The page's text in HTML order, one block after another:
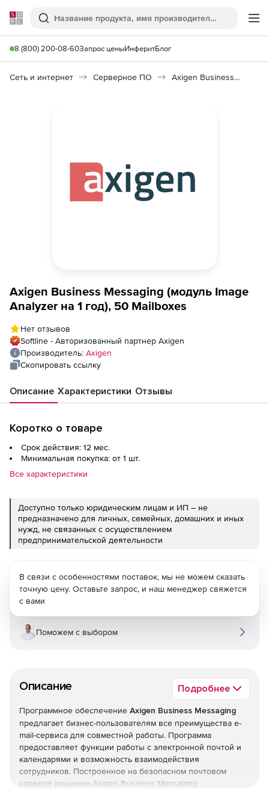
Softline
Поиск
8 (800) 200-08-60Запрос ценыИнферитБлог
Сеть и интернет Серверное ПО Axigen Business Messaging 10.0
Axigen Business Messaging (модуль Image
Analyzer на 1 год), 50 Mailboxes
Нет отзывов
Softline - Авторизованный партнер Axigen
Производитель: Axigen
Скопировать ссылку
Описание Характеристики Отзывы
Коротко о товаре
Срок действия: 12 мес.
Минимальная покупка: от 1 шт.
Все характеристики
Доступно только юридическим лицам и ИП – не
предназначено для личных, семейных, домашних и иных
нужд, не связанных с осуществлением
предпринимательской деятельности
Описание Подробнее
Программное обеспечение Axigen Business Messaging
предлагает бизнес-пользователям все преимущества e-
mail-сервиса для совместной работы. Программа
предоставляет функции работы с электронной почтой и
календарями и возможность взаимодействия
сотрудников. Построенное на безопасном почтовом
сервере решение Axigen Business Messaging
В связи с особенностями поставок, мы не можем сказать
точную цену. Оставьте запрос, и наш менеджер свяжется
с вами
Поможем с выбором